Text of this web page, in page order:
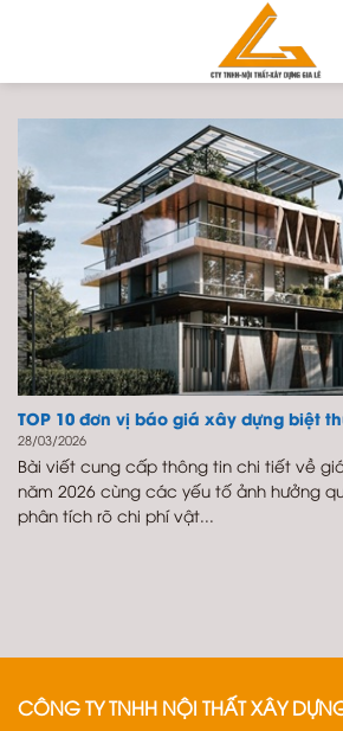
TOP 10 đơn vị báo giá xây dựng biệt
28/03/2026
Bài viết cung cấp thông tin chi tiết về
năm 2026 cùng các yếu tố ảnh hưởng
phân tích rõ chi phí vật...
CÔNG TY TNHH NỘI THẤT XÂY